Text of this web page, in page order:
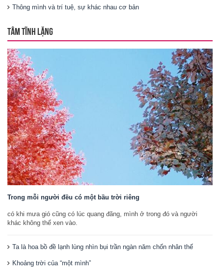
Thông mình và trí tuệ, sự khác nhau cơ bản
TÂM TĨNH LẶNG
Trong mỗi người đều có một bầu trời riêng
có khi mưa gió cũng có lúc quang đãng, mình ở trong đó và người
khác không thể xen vào.
Ta là hoa bồ đề lạnh lùng nhìn bụi trần ngàn năm chốn nhân thế
Khoảng trời của “một mình”